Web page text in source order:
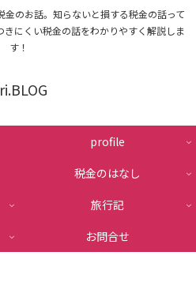
のお話。知らないと損する税金の話って
にくい税金の話をわかりやすく解説しま
す！
profile
税金のはなし
旅行記
お問合せ